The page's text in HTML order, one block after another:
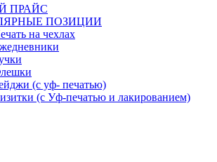
ПРАЙС
ПОЗИЦИИ
на чехлах
(с уф- печатью)
(с Уф-печатью и лакированием)